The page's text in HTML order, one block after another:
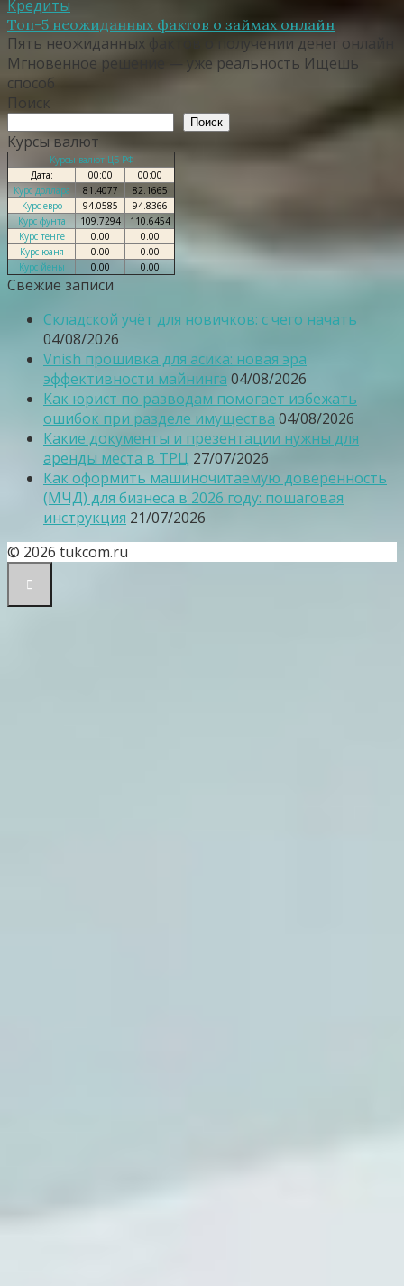
Кредиты
Топ-5 неожиданных фактов о займах онлайн
Пять неожиданных фактов о получении денег онлайн
Мгновенное решение — уже реальность Ищешь
способ
Поиск
Поиск
Курсы валют
Курсы валют ЦБ РФ
Дата:
00:00
00:00
Курс доллара
81.4077
82.1665
Курс евро
94.0585
94.8366
Курс фунта
109.7294
110.6454
Курс тенге
0.00
0.00
Курс юаня
0.00
0.00
Курс йены
0.00 0.00
Свежие записи
Складской учёт для новичков: с чего начать
04/08/2026
Vnish прошивка для асика: новая эра
эффективности майнинга 04/08/2026
Как юрист по разводам помогает избежать
ошибок при разделе имущества 04/08/2026
Какие документы и презентации нужны для
аренды места в ТРЦ 27/07/2026
Как оформить машиночитаемую доверенность
(МЧД) для бизнеса в 2026 году: пошаговая
инструкция 21/07/2026
© 2026 tukcom.ru